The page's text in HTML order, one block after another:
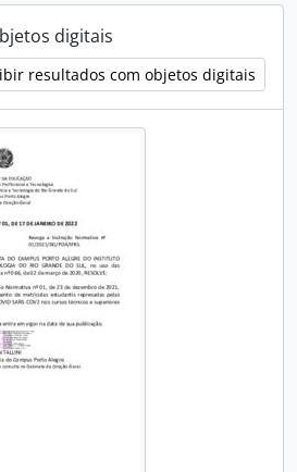
digitais
resultados com objetos digitais